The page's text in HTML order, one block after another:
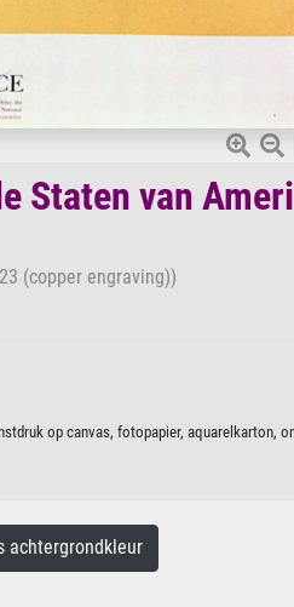
Staten van
(copper engraving))
op canvas, fotopapier, aquarelkarton,
achtergrondkleur